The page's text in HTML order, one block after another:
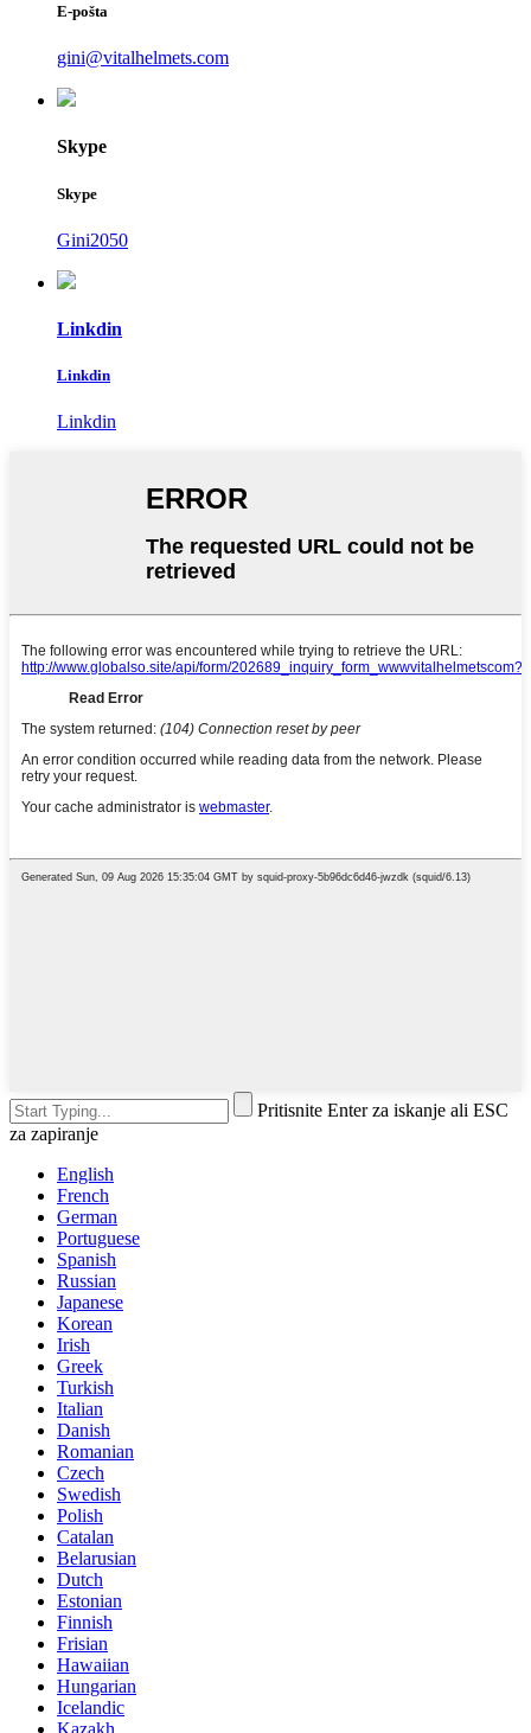
E-pošta
gini@vitalhelmets.com
Skype
Skype
Gini2050
Linkdin
Linkdin
Linkdin
Pritisnite Enter za iskanje ali ESC
za zapiranje
English
French
German
Portuguese
Spanish
Russian
Japanese
Korean
Irish
Greek
Turkish
Italian
Danish
Romanian
Czech
Swedish
Polish
Catalan
Belarusian
Dutch
Estonian
Finnish
Frisian
Hawaiian
Hungarian
Icelandic